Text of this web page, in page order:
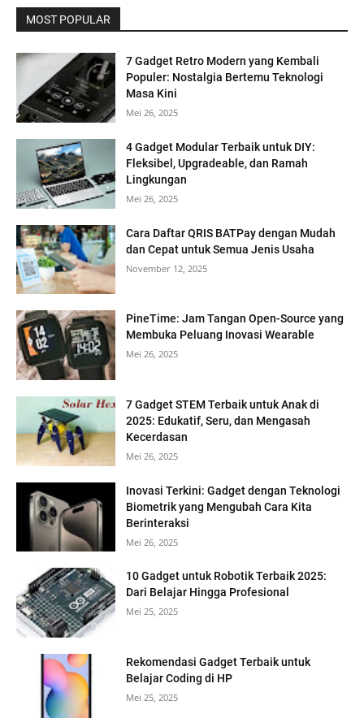
MOST POPULAR
7 Gadget Retro Modern yang Kembali
Populer: Nostalgia Bertemu Teknologi
Masa Kini
Mei 26, 2025
4 Gadget Modular Terbaik untuk DIY:
Fleksibel, Upgradeable, dan Ramah
Lingkungan
Mei 26, 2025
Cara Daftar QRIS BATPay dengan Mudah
dan Cepat untuk Semua Jenis Usaha
November 12, 2025
PineTime: Jam Tangan Open-Source yang
Membuka Peluang Inovasi Wearable
Mei 26, 2025
7 Gadget STEM Terbaik untuk Anak di
2025: Edukatif, Seru, dan Mengasah
Kecerdasan
Mei 26, 2025
Inovasi Terkini: Gadget dengan Teknologi
Biometrik yang Mengubah Cara Kita
Berinteraksi
Mei 26, 2025
10 Gadget untuk Robotik Terbaik 2025:
Dari Belajar Hingga Profesional
Mei 25, 2025
Rekomendasi Gadget Terbaik untuk
Belajar Coding di HP
Mei 25, 2025